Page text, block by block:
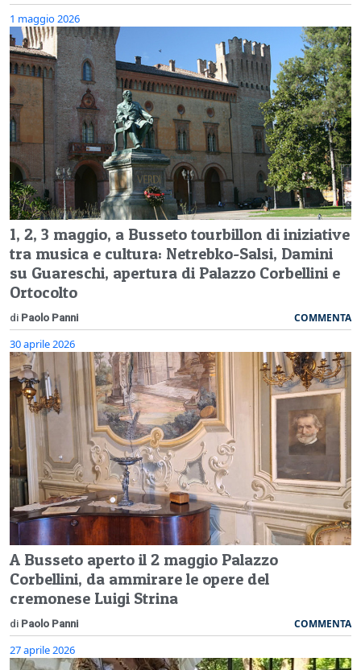
1 maggio 2026
1, 2, 3 maggio, a Busseto tourbillon di iniziative
tra musica e cultura: Netrebko-Salsi, Damini
su Guareschi, apertura di Palazzo Corbellini e
Ortocolto
di Paolo Panni COMMENTA
30 aprile 2026
A Busseto aperto il 2 maggio Palazzo
Corbellini, da ammirare le opere del
cremonese Luigi Strina
di Paolo Panni COMMENTA
27 aprile 2026